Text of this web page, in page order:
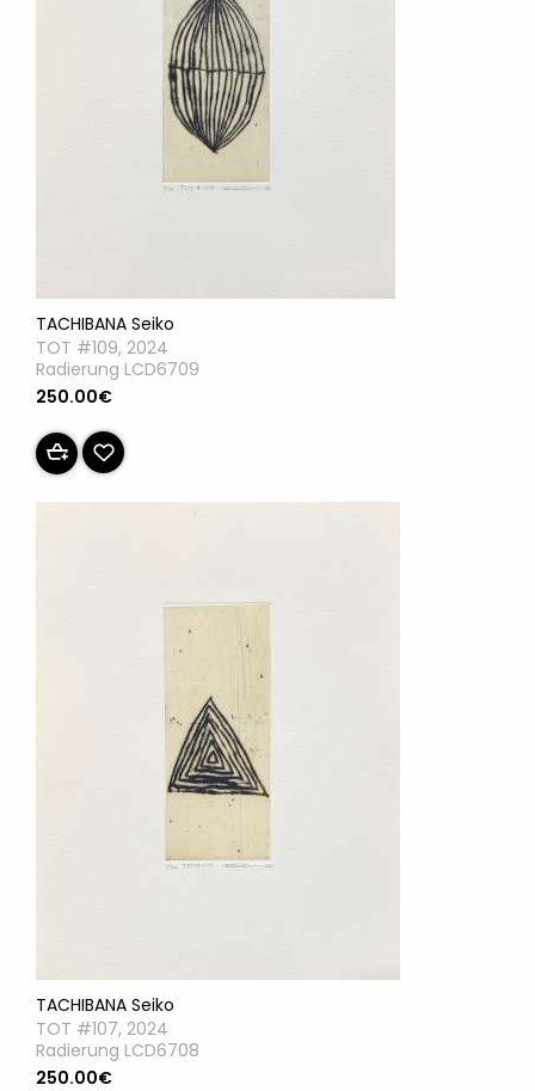
TACHIBANA Seiko
TOT #109, 2024
Radierung LCD6709
250.00€
TACHIBANA Seiko
TOT #107, 2024
Radierung LCD6708
250.00€